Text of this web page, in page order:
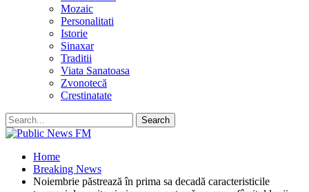
Mozaic
Personalitati
Istorie
Sinaxar
Traditii
Viata Sanatoasa
Zvonotecă
Crestinatate
Home
Breaking News
Noiembrie păstrează în prima sa decadă caracteristicile